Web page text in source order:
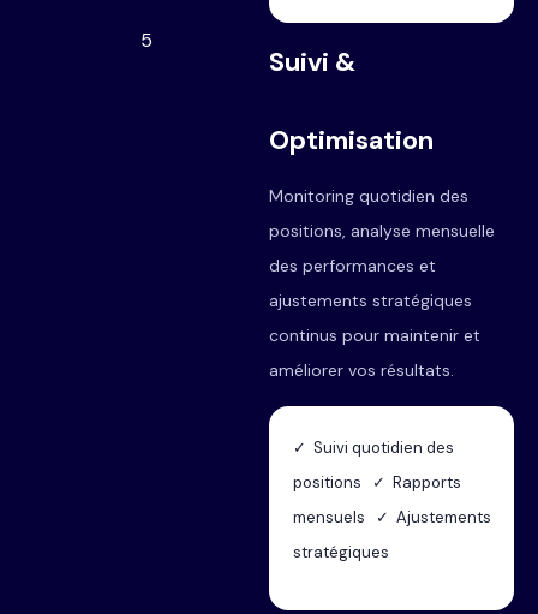
5
Suivi &
Optimisation
Monitoring quotidien des
positions, analyse mensuelle
des performances et
ajustements stratégiques
continus pour maintenir et
améliorer vos résultats.
✓ Suivi quotidien des
positions ✓ Rapports
mensuels ✓ Ajustements
stratégiques